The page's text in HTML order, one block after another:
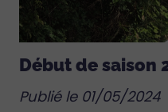
Début de saison
Publié le 01/05/2024